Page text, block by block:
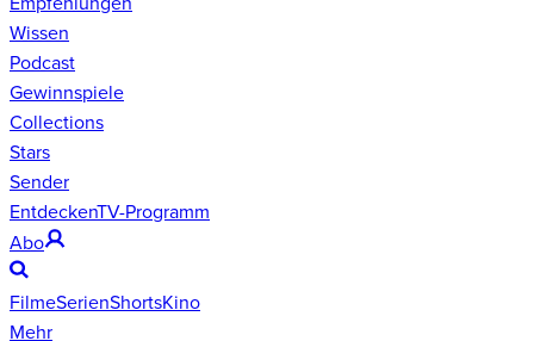
Wissen
Podcast
Gewinnspiele
Collections
Stars
Sender
EntdeckenTV-Programm
Abo
FilmeSerienShortsKino
Mehr